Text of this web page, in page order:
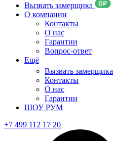
Вызвать замерщика
О компании
Контакты
О нас
Гарантии
Вопрос-ответ
Ещё
Вызвать замерщика
Контакты
О нас
Гарантии
ШОУ РУМ
+7 499 112 17 20